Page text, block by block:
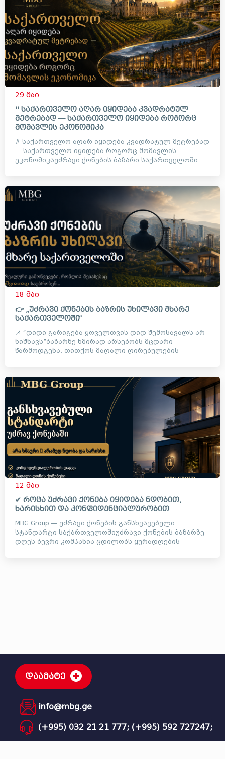
29 მაი
'' საქართველო აღარ იყიდება კვადრატულ
მეტრებად — საქართველო იყიდება როგორც
მომავლის ეკონომიკა
# საქართველო აღარ იყიდება კვადრატულ მეტრებად
— საქართველო იყიდება როგორც მომავლის
ეკონომიკაუძრავი ქონების ბაზარი საქართველოში
18 მაი
👉 „უძრავი ქონების ბაზრის უხილავი მხარე
საქართველოში“
📌 “დიდი გარიგება ყოველთვის დიდ შემოსავალს არ
ნიშნავს”ბაზარზე ხშირად არსებობს მცდარი
წარმოდგენა, თითქოს მაღალი ღირებულების
12 მაი
✔ როცა უძრავი ქონება იყიდება ნდობით,
ხარისხით და კონფიდენციალურობით
MBG Group — უძრავი ქონების განსხვავებული
სტანდარტი საქართველოშიუძრავი ქონების ბაზარზე
დღეს ბევრი კომპანია ცდილობს ყურადღების
დაამატე
info@mbg.ge
(+995) 032 21 21 777; (+995) 592 727247;